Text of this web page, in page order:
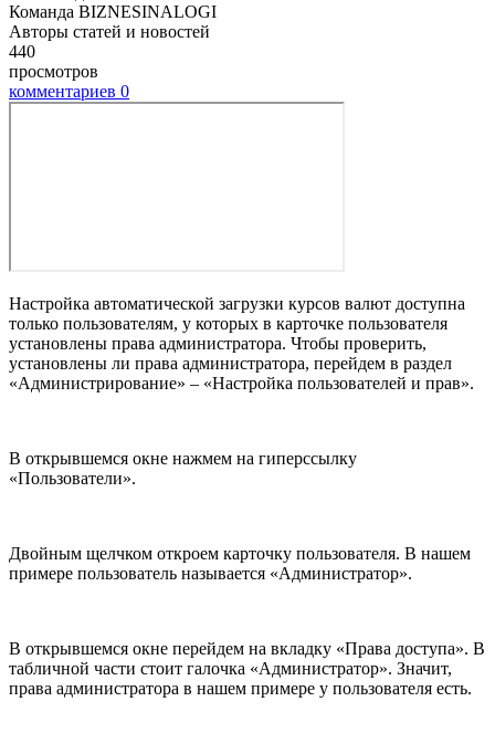
Команда BIZNESINALOGI
Авторы статей и новостей
440
просмотров
комментариев 0
Настройка автоматической загрузки курсов валют доступна
только пользователям, у которых в карточке пользователя
установлены права администратора. Чтобы проверить,
установлены ли права администратора, перейдем в раздел
«Администрирование» – «Настройка пользователей и прав».
В открывшемся окне нажмем на гиперссылку
«Пользователи».
Двойным щелчком откроем карточку пользователя. В нашем
примере пользователь называется «Администратор».
В открывшемся окне перейдем на вкладку «Права доступа». В
табличной части стоит галочка «Администратор». Значит,
права администратора в нашем примере у пользователя есть.